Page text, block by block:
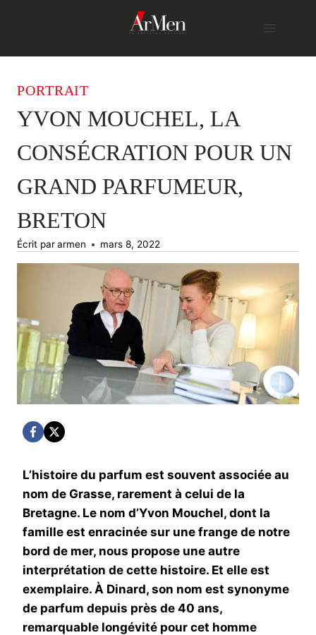
PORTRAIT
YVON MOUCHEL, LA
CONSÉCRATION POUR UN
GRAND PARFUMEUR,
BRETON
Écrit pararmen mars 8, 2022
L’histoire du parfum est souvent associée au
nom de Grasse, rarement à celui de la
Bretagne. Le nom d’Yvon Mouchel, dont la
famille est enracinée sur une frange de notre
bord de mer, nous propose une autre
interprétation de cette histoire. Et elle est
exemplaire. À Dinard, son nom est synonyme
de parfum depuis près de 40 ans,
remarquable longévité pour cet homme